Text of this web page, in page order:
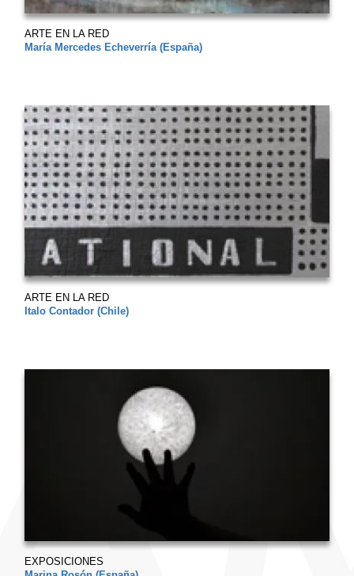
ARTE EN LA RED
María Mercedes Echeverría (España)
ARTE EN LA RED
Italo Contador (Chile)
EXPOSICIONES